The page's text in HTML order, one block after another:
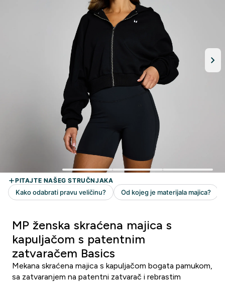
MP ženska skraćena majica s
kapuljačom s patentnim
zatvaračem Basics
Mekana skraćena majica s kapuljačom bogata pamukom,
sa zatvaranjem na patentni zatvarač i rebrastim